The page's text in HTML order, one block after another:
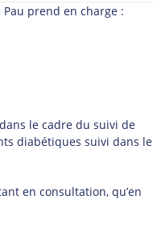
prend en charge :
le cadre du suivi de
diabétiques suivi dans le
en consultation, qu’en